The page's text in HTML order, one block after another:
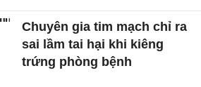
Chuyên gia tim mạch chỉ ra
sai lầm tai hại khi kiêng
trứng phòng bệnh